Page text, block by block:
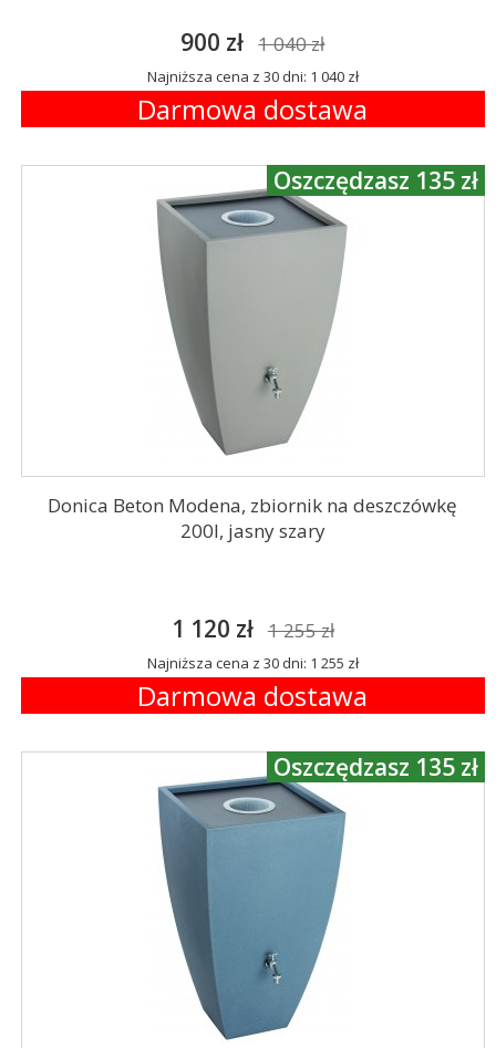
900 zł 1 040 zł
Najniższa cena z 30 dni: 1 040 zł
Darmowa dostawa
Donica Beton Modena, zbiornik na deszczówkę
200l, jasny szary
1 120 zł 1 255 zł
Najniższa cena z 30 dni: 1 255 zł
Darmowa dostawa
Oszczędzasz 135 zł
Oszczędzasz 135 zł